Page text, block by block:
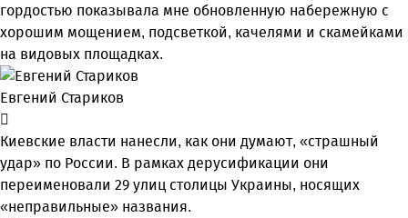
гордостью показывала мне обновленную набережную с
хорошим мощением, подсветкой, качелями и скамейками
на видовых площадках.
Евгений Стариков
Киевские власти нанесли, как они думают, «страшный
удар» по России. В рамках дерусификации они
переименовали 29 улиц столицы Украины, носящих
«неправильные» названия.